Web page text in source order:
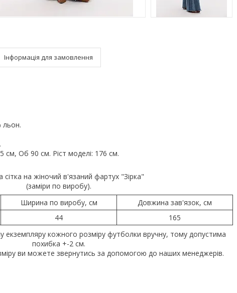
Інформація для замовлення
льон.
Об 90 см. Ріст моделі: 176 см.
сітка на жіночий в'язаний фартух "Зірка"
(заміри по виробу).
Ширина по виробу, см
Довжина зав'язок, см
44
165
екземпляру кожного розміру футболки вручну, тому допустима
похибка +-2 см.
ви можете звернутись за допомогою до наших менеджерів.